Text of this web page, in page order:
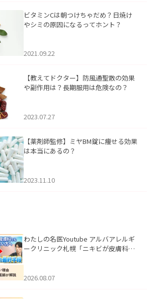
ビタミンCは朝つけちゃだめ？日焼け
やシミの原因になるってホント？
2021.09.22
【教えてドクター】防風通聖散の効果
や副作用は？長期服用は危険なの？
2023.07.27
【薬剤師監修】ミヤBM錠に痩せる効果
は本当にあるの？
2023.11.10
わたしの名医Youtube アルバアレルギ
ークリニック札幌「ニキビが皮膚科で
ました。
2026.08.07